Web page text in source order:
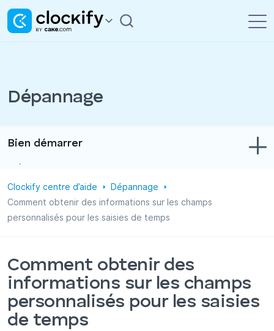
Dépannage
Intégrations et modules complémentaires
Bien démarrer
Suivi du temps et des dépenses
Rapports
Administration
Applis
Clockify centre d’aide
Dépannage
Comment obtenir des informations sur les champs
personnalisés pour les saisies de temps
Comment obtenir des
informations sur les champs
personnalisés pour les saisies
de temps